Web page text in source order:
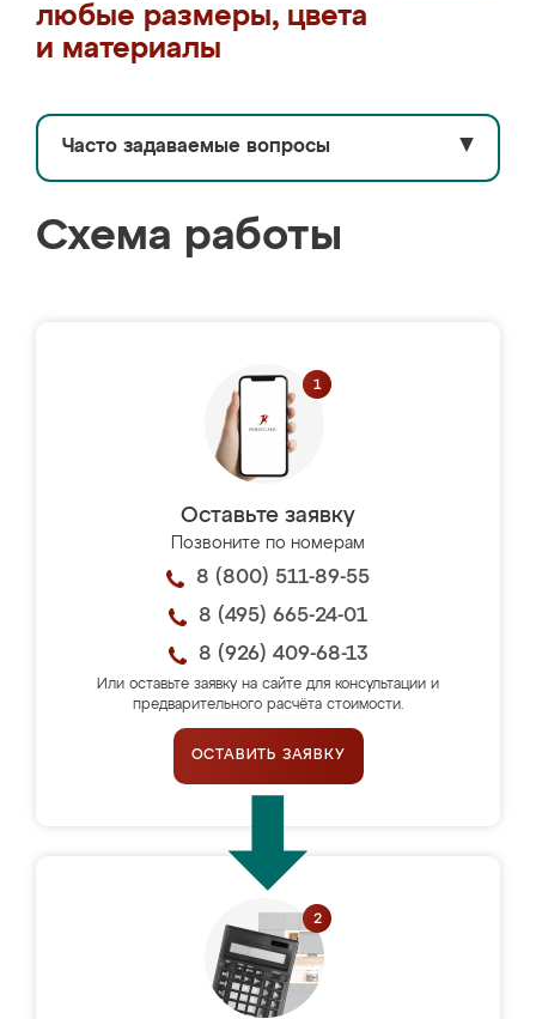
любые размеры, цвета
и материалы
Часто задаваемые вопросы ▼
Схема работы
Оставьте заявку
Позвоните по номерам
8 (800) 511-89-55
8 (495) 665-24-01
8 (926) 409-68-13
Или оставьте заявку на сайте для консультации и
предварительного расчёта стоимости.
ОСТАВИТЬ ЗАЯВКУ